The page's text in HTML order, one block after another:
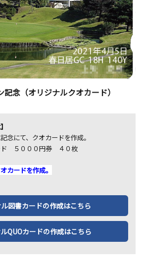
念（オリジナルクオカード）
念にて、クオカードを作成。
ド ５０００円券 ４０枚
カードを作成。
図書カードの作成はこちら
QUOカードの作成はこちら